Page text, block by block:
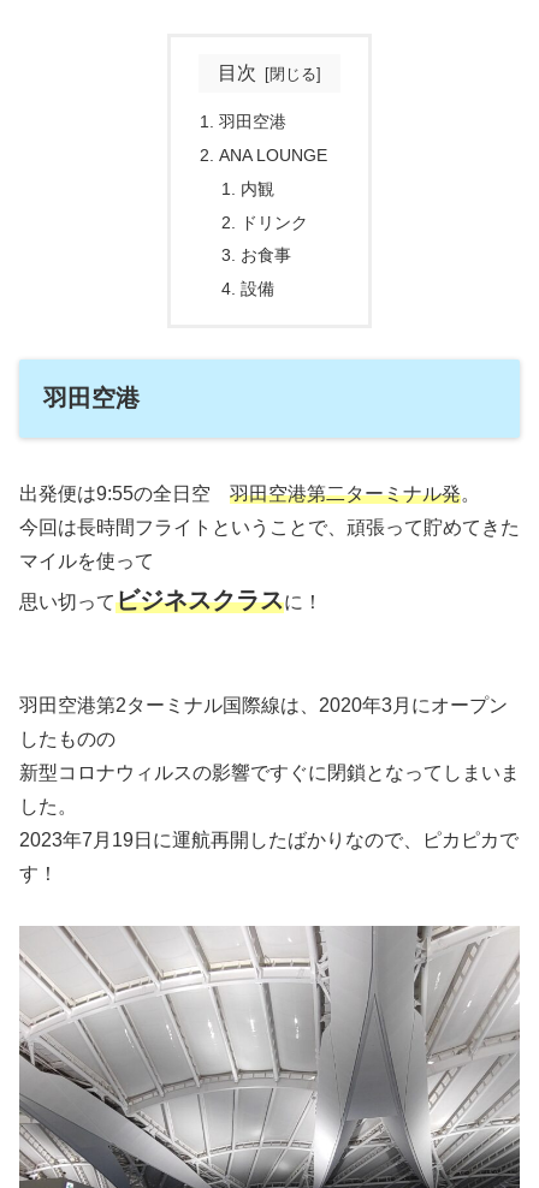
目次
羽田空港
ANA LOUNGE
内観
ドリンク
お食事
設備
羽田空港
出発便は9:55の全日空 羽田空港第二ターミナル発。
今回は長時間フライトということで、頑張って貯めてきた
マイルを使って
思い切ってビジネスクラスに！
羽田空港第2ターミナル国際線は、2020年3月にオープン
したものの
新型コロナウィルスの影響ですぐに閉鎖となってしまいま
した。
2023年7月19日に運航再開したばかりなので、ピカピカで
す！